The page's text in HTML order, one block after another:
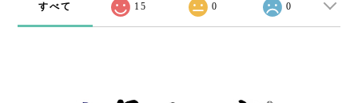
すべて 15 0 0